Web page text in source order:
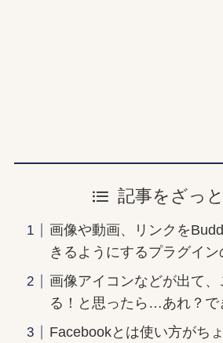
記事をざっ
画像や動画、リンクを
きるようにするプラグイ
画像アイコンなどが出て、
る！と思ったら…あれ？で
Facebookとは使い方がち